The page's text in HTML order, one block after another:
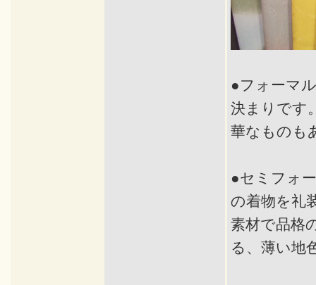
●フォーマ
決まりです
華なものも
●セミフォ
の着物を礼
素材で品格
る、薄い地